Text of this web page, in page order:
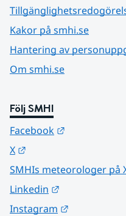
Kakor på smhi.se
Hantering av
Om smhi.se
Följ SMHI
Facebook
X
SMHIs meteorologer på
Linkedin
Instagram